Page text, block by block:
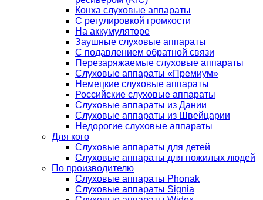
Конха слуховые аппараты
С регулировкой громкости
На аккумуляторе
Заушные слуховые аппараты
C подавлением обратной связи
Перезаряжаемые слуховые аппараты
Слуховые аппараты «Премиум»
Немецкие слуховые аппараты
Российские слуховые аппараты
Слуховые аппараты из Дании
Слуховые аппараты из Швейцарии
Недорогие слуховые аппараты
Для кого
Слуховые аппараты для детей
Слуховые аппараты для пожилых людей
По производителю
Слуховые аппараты Phonak
Слуховые аппараты Signia